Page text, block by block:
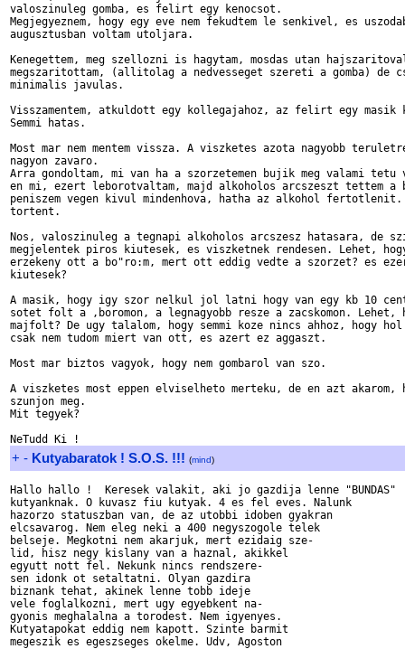
valoszinuleg gomba, es felirt egy kenocsot.
Megjegyeznem, hogy egy eve nem fekudtem le senkivel, es
augusztusban voltam utoljara.
Kenegettem, meg szellozni is hagytam, mosdas utan
megszaritottam, (allitolag a nedvesseget szereti a gomba) de
minimalis javulas.
Visszamentem, atkuldott egy kollegajahoz, az felirt egy masik
Semmi hatas.
Most mar nem mentem vissza. A viszketes azota nagyobb
nagyon zavaro.
Arra gondoltam, mi van ha a szorzetemen bujik meg valami tetu
en mi, ezert leborotvaltam, majd alkoholos arcszeszt tettem a
peniszem vegen kivul mindenhova, hatha az alkohol fertotlenit.
tortent.
Nos, valoszinuleg a tegnapi alkoholos arcszesz hatasara, de
megjelentek piros kiutesek, es viszketnek rendesen. Lehet,
erzekeny ott a bo"ro:m, mert ott eddig vedte a szorzet? es
kiutesek?
A masik, hogy igy szor nelkul jol latni hogy van egy kb 10
sotet folt a ,boromon, a legnagyobb resze a zacskomon. Lehet,
majfolt? De ugy talalom, hogy semmi koze nincs ahhoz, hogy
csak nem tudom miert van ott, es azert ez aggaszt.
Most mar biztos vagyok, hogy nem gombarol van szo.
A viszketes most eppen elviselheto merteku, de en azt akarom,
szunjon meg.
Mit tegyek?
+ - Kutyabaratok ! S.O.S. !!! (mind)
Hallo hallo !  Keresek valakit, aki jo gazdija lenne "BUNDAS"
kutyanknak. O kuvasz fiu kutyak. 4 es fel eves. Nalunk
hazorzo statuszban van, de az utobbi idoben gyakran
elcsavarog. Nem eleg neki a 400 negyszogole telek
belseje. Megkotni nem akarjuk, mert ezidaig sze-
lid, hisz negy kislany van a haznal, akikkel
egyutt nott fel. Nekunk nincs rendszere-
sen idonk ot setaltatni. Olyan gazdira
biznank tehat, akinek lenne tobb ideje
vele foglalkozni, mert ugy egyebkent na-
gyonis meghalalna a torodest. Nem igyenyes.
Kutyatapokat eddig nem kapott. Szinte barmit
megeszik es egeszseges okelme. Udv, Agoston